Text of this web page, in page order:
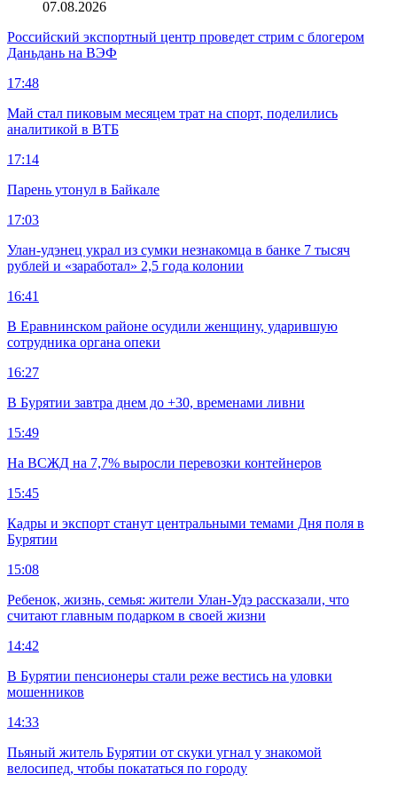
07.08.2026
Российский экспортный центр проведет стрим с блогером
Даньдань на ВЭФ
17:48
Май стал пиковым месяцем трат на спорт, поделились
аналитикой в ВТБ
17:14
Парень утонул в Байкале
17:03
Улан-удэнец украл из сумки незнакомца в банке 7 тысяч
рублей и «заработал» 2,5 года колонии
16:41
В Еравнинском районе осудили женщину, ударившую
сотрудника органа опеки
16:27
В Бурятии завтра днем до +30, временами ливни
15:49
На ВСЖД на 7,7% выросли перевозки контейнеров
15:45
Кадры и экспорт станут центральными темами Дня поля в
Бурятии
15:08
Ребенок, жизнь, семья: жители Улан-Удэ рассказали, что
считают главным подарком в своей жизни
14:42
В Бурятии пенсионеры стали реже вестись на уловки
мошенников
14:33
Пьяный житель Бурятии от скуки угнал у знакомой
велосипед, чтобы покататься по городу